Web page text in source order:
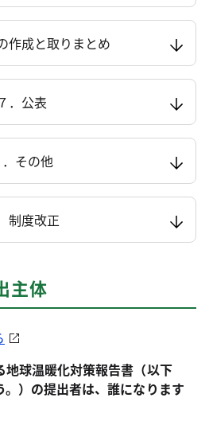
作成と取りまとめ
．公表
．その他
制度改正
主体
地球温暖化対策報告書（以下
。）の提出者は、誰になります